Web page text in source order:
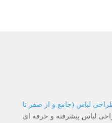
لباس (جامع و از صفر تا
لباس پیشرفته و حرفه ای